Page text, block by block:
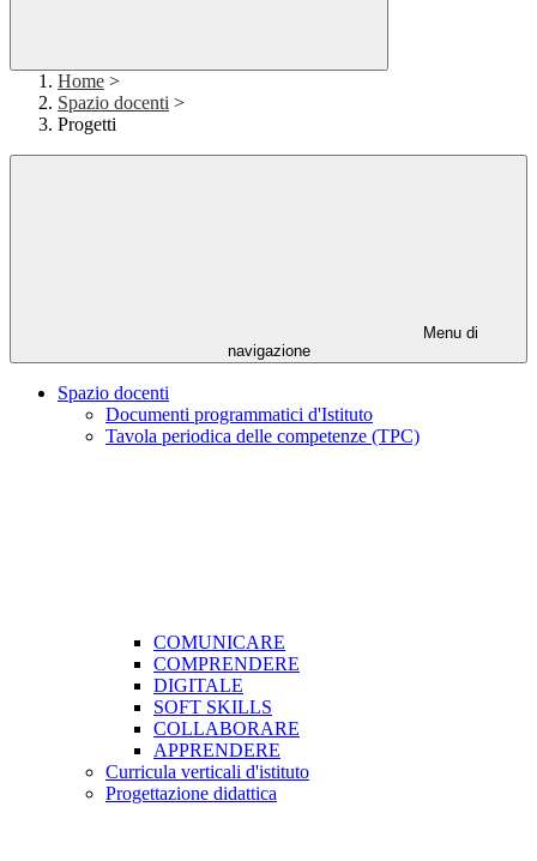
Home >
Spazio docenti >
Progetti
Menu di
navigazione
Spazio docenti
Documenti programmatici d'Istituto
Tavola periodica delle competenze (TPC)
COMUNICARE
COMPRENDERE
DIGITALE
SOFT SKILLS
COLLABORARE
APPRENDERE
Curricula verticali d'istituto
Progettazione didattica